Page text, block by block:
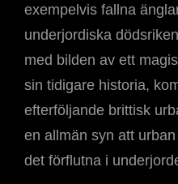
exempelvis fallna
underjordiska
med bilden av ett
sin tidigare historia,
efterföljande brittisk
en allmän syn att
det förflutna i